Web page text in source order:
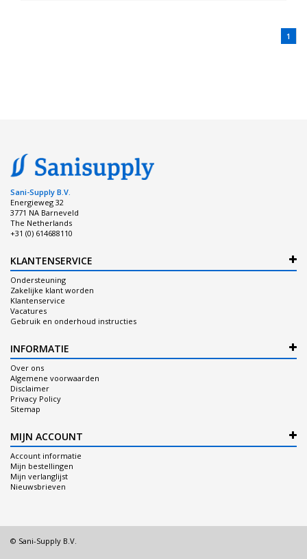
1
Sani-Supply B.V.
Energieweg 32
3771 NA Barneveld
The Netherlands
+31 (0) 614688110
KLANTENSERVICE
Ondersteuning
Zakelijke klant worden
Klantenservice
Vacatures
Gebruik en onderhoud instructies
INFORMATIE
Over ons
Algemene voorwaarden
Disclaimer
Privacy Policy
Sitemap
MIJN ACCOUNT
Account informatie
Mijn bestellingen
Mijn verlanglijst
Nieuwsbrieven
© Sani-Supply B.V.